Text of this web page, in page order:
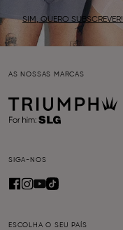
SIM, QUERO SUBSCREVER!
AS NOSSAS MARCAS
SIGA-NOS
ESCOLHA O SEU PAÍS